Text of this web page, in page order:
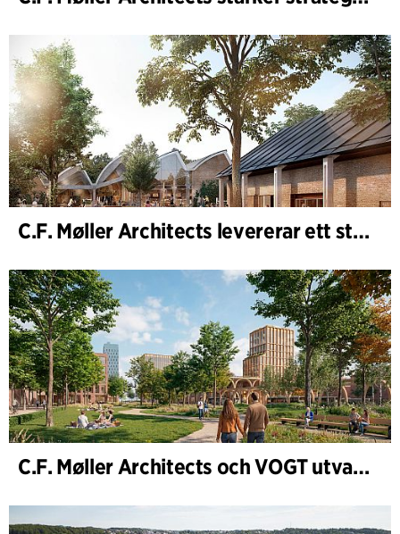
C.F. Møller Architects levererar ett starkt resultat för 2025
C.F. Møller Architects och VOGT utvalda att forma framtidens Hamburg-Altona